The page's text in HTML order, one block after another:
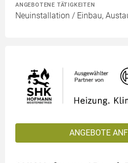
ANGEBOTENE TÄTIGKEITEN
Neuinstallation / Einbau,
ANGEBOTE